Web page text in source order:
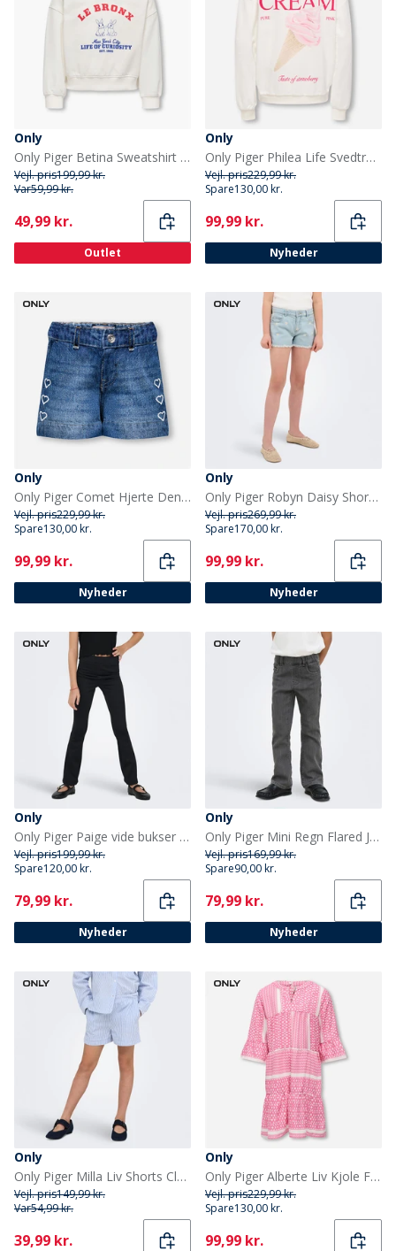
Only
Only Piger Betina Sweatshirt Cloud Dancer
Vejl. pris199,99 kr.
Var59,99 kr.
Current
49,99 kr.
Outlet
Only
Only Piger Philea Life Svedtrøje Cloud Dancer
Vejl. pris229,99 kr.
Spare130,00 kr.
Current
99,99 kr.
Nyheder
Only
Only Piger Comet Hjerte Denim Shorts Medium Blue Denim
Vejl. pris229,99 kr.
Spare130,00 kr.
Current
99,99 kr.
Nyheder
Only
Only Piger Robyn Daisy Shorts Light Blue Denim
Vejl. pris269,99 kr.
Spare170,00 kr.
Current
99,99 kr.
Nyheder
Only
Only Piger Paige vide bukser Sort
Vejl. pris199,99 kr.
Spare120,00 kr.
Current
79,99 kr.
Nyheder
Only
Only Piger Mini Regn Flared Jeans Medium Grey Denim
Vejl. pris169,99 kr.
Spare90,00 kr.
Current
79,99 kr.
Nyheder
Only
Only Piger Milla Liv Shorts Cloud Dancer
Vejl. pris149,99 kr.
Var54,99 kr.
Current
39,99 kr.
Only
Only Piger Alberte Liv Kjole Fuchsia Pink
Vejl. pris229,99 kr.
Spare130,00 kr.
Current
99,99 kr.